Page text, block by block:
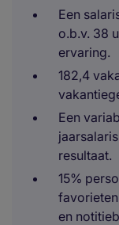
Een
o.b.v. 38
ervaring.
182,4
Een
resultaat.
15%
en